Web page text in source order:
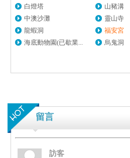
白燈塔
山豬溝
中澳沙灘
靈山寺
龍蝦洞
福安宮
海底動物園(已歇業...
烏鬼洞
留言
訪客